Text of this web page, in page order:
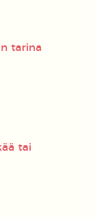
tarina
tai